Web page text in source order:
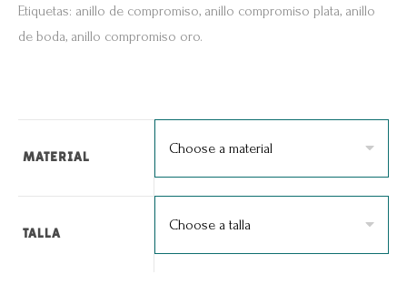
hasta
$240.000
Etiquetas: anillo de compromiso, anillo compromiso plata, anillo
de boda, anillo compromiso oro.
MATERIAL
TALLA